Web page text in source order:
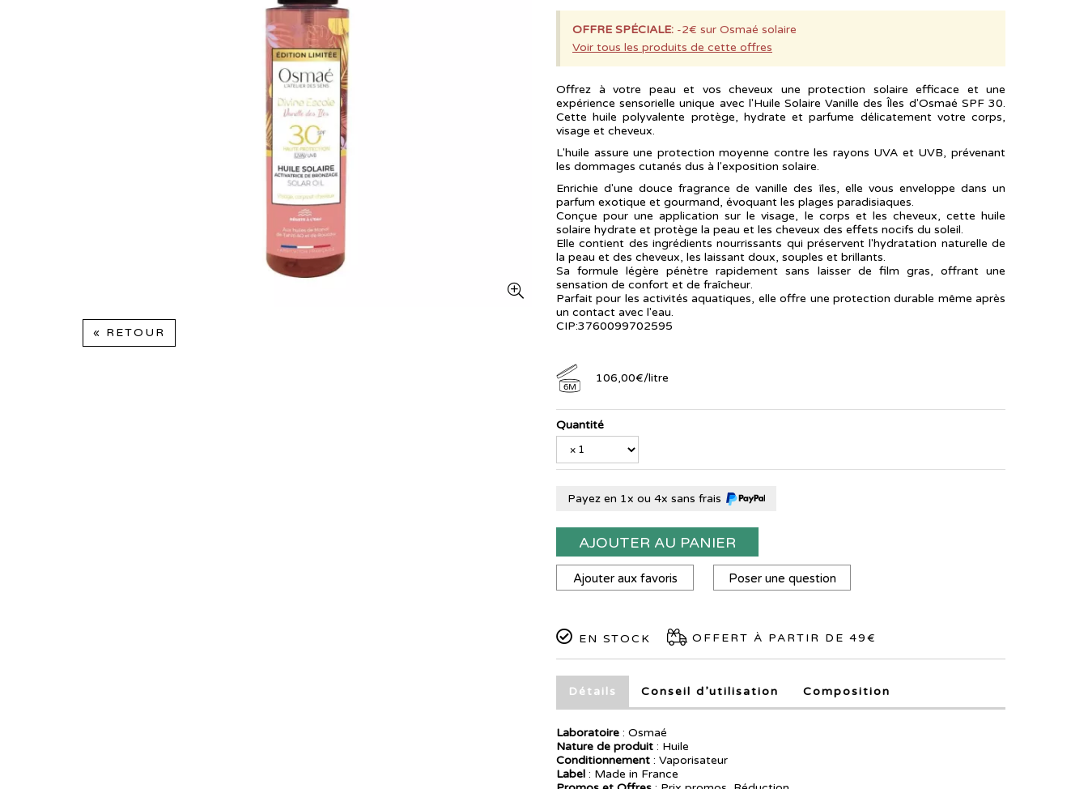
« RETOUR
OFFRE SPÉCIALE: -2€ sur Osmaé solaire
Voir tous les produits de cette offres
Offrez à votre peau et vos cheveux une protection solaire efficace et une
expérience sensorielle unique avec l'Huile Solaire Vanille des Îles d'Osmaé SPF 30.
Cette huile polyvalente protège, hydrate et parfume délicatement votre corps,
visage et cheveux.
L'huile assure une protection moyenne contre les rayons UVA et UVB, prévenant
les dommages cutanés dus à l'exposition solaire.
Enrichie d'une douce fragrance de vanille des îles, elle vous enveloppe dans un
parfum exotique et gourmand, évoquant les plages paradisiaques.
Conçue pour une application sur le visage, le corps et les cheveux, cette huile
solaire hydrate et protège la peau et les cheveux des effets nocifs du soleil.
Elle contient des ingrédients nourrissants qui préservent l'hydratation naturelle de
la peau et des cheveux, les laissant doux, souples et brillants.
Sa formule légère pénètre rapidement sans laisser de film gras, offrant une
sensation de confort et de fraîcheur.
Parfait pour les activités aquatiques, elle offre une protection durable même après
un contact avec l'eau.
CIP:3760099702595
6M
106,00€/litre
Quantité
Payez en 1x ou 4x sans frais
AJOUTER AU PANIER
Ajouter aux favoris Poser une question
EN STOCK OFFERT À PARTIR DE 49€
Détails Conseil d’utilisation Composition
Laboratoire : Osmaé
Nature de produit : Huile
Conditionnement : Vaporisateur
Label : Made in France